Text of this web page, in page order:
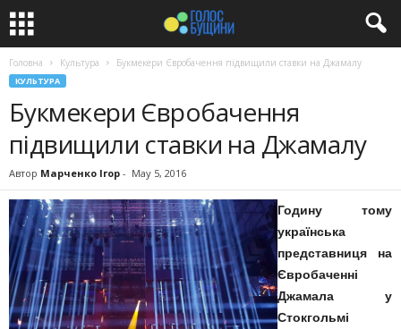
Головна Культура Букмекери Євробачення підвищили ставки на Джамалу
КУЛЬТУРА
Букмекери Євробачення
підвищили ставки на Джамалу
Автор Марченко Ігор - May 5, 2016
Годину тому
українська
представниця на
Євробаченні
Джамала у
Стокгольмі